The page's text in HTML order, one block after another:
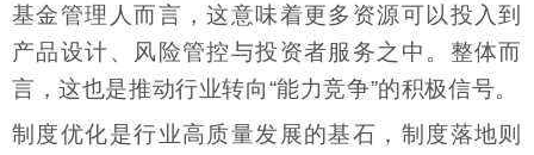
基金管理人而言，这意味着更多资源可以投入到
产品设计、风险管控与投资者服务之中。整体而
言，这也是推动行业转向“能力竞争”的积极信号。
制度优化是行业高质量发展的基石，制度落地则